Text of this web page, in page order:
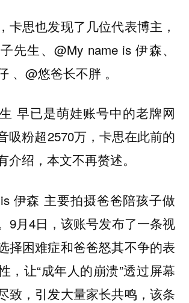
卡思也发现了几位代表博主，
先生、@My name is 伊森、
、@悠爸长不胖 。
早已是萌娃账号中的老牌网
吸粉超2570万，卡思在此前的
介绍，本文不再赘述。
伊森 主要拍摄爸爸陪孩子做
9月4日，该账号发布了一条视
择困难症和爸爸怒其不争的表
，让“成年人的崩溃”透过屏幕
致，引发大量家长共鸣，该条